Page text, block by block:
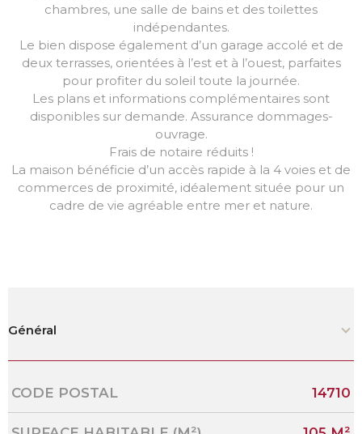
chambres, une salle de bains et des toilettes
indépendantes.
Le bien dispose également d’un garage accolé et de
deux terrasses, orientées à l’est et à l’ouest, parfaites
pour profiter du soleil toute la journée.
Les plans et informations complémentaires sont
disponibles sur demande. Assurance dommages-
ouvrage.
Frais de notaire réduits !
La maison bénéficie d’un accès rapide à la 4 voies et de
commerces de proximité, idéalement située pour un
cadre de vie agréable entre mer et nature.
Général
Caractérisque Valeurs
CODE POSTAL 14710